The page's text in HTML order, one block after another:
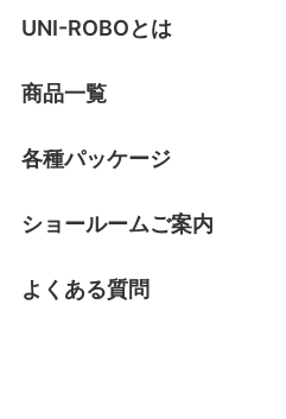
UNI-ROBOとは
商品一覧
各種パッケージ
ショールームご案内
よくある質問